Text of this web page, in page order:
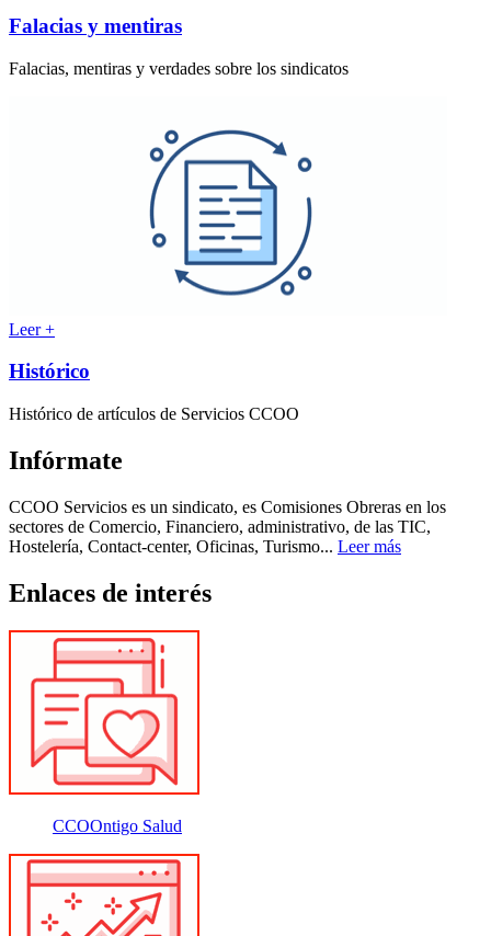
Falacias y mentiras
Falacias, mentiras y verdades sobre los sindicatos
Leer +
Histórico
Histórico de artículos de Servicios CCOO
Infórmate
CCOO Servicios es un sindicato, es Comisiones Obreras en los
sectores de Comercio, Financiero, administrativo, de las TIC,
Hostelería, Contact-center, Oficinas, Turismo... Leer más
Enlaces de interés
CCOOntigo Salud